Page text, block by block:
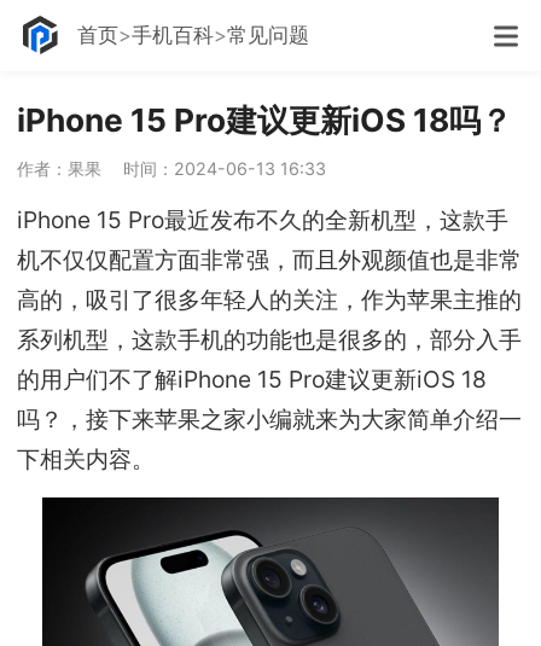
首页 手机百科 常见问题
iPhone 15 Pro建议更新iOS 18吗？
作者：果果 时间：2024-06-13 16:33
iPhone 15 Pro最近发布不久的全新机型，这款手
机不仅仅配置方面非常强，而且外观颜值也是非常
高的，吸引了很多年轻人的关注，作为苹果主推的
系列机型，这款手机的功能也是很多的，部分入手
的用户们不了解iPhone 15 Pro建议更新iOS 18
吗？，接下来苹果之家小编就来为大家简单介绍一
下相关内容。